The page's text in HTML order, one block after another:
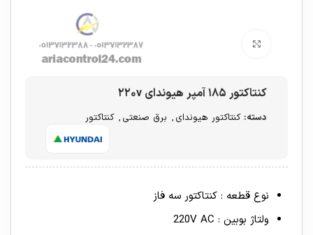
کنتاکتور ۱۸۵ آمپر هیوندای ۲۲۰v
دسته: کنتاکتور هیوندای , برق صنعتی , کنتاکتور
نوع قطعه : کنتاکتور سه فاز
ولتاژ بوبین : 220V AC